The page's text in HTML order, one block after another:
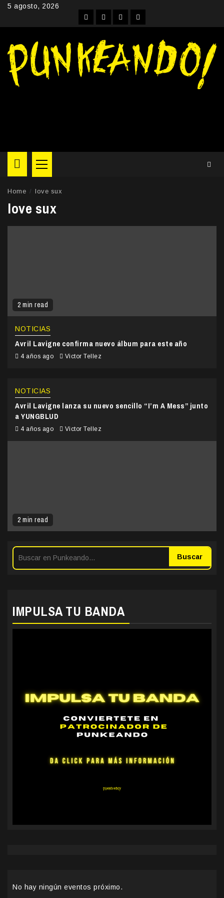
Skip5 agosto, 2026
FacebookInstagram
YouTubeTwitter
Primary
Menu
Home love sux
love sux
2 min read
NOTICIAS
Avril Lavigne confirma nuevo álbum para este año
4 años ago Victor Tellez
2 min read
NOTICIAS
Avril Lavigne lanza su nuevo sencillo “I’m A Mess” junto
a YUNGBLUD
4 años ago Victor Tellez
Buscar
IMPULSA TU BANDA
No hay ningún eventos próximo.